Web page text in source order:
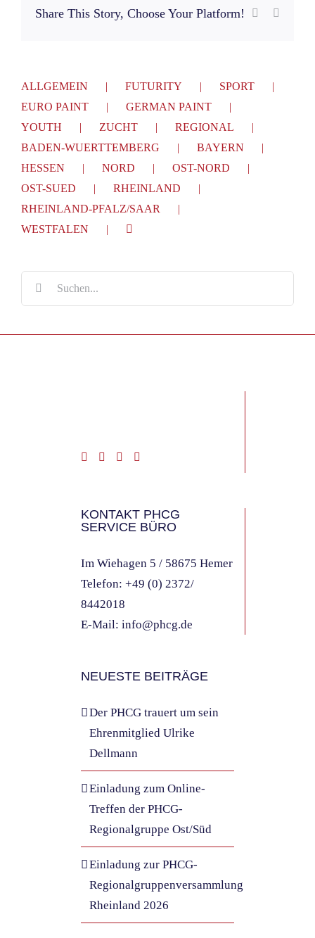
Share This Story, Choose Your Platform! Facebook
ALLGEMEIN FUTURITY
SPORT
EURO PAINT
GERMAN PAINT
YOUTH
ZUCHT
REGIONAL
BADEN-WUERTTEMBERG
BAYERN
HESSEN
NORD
OST-NORD
OST-SUED
RHEINLAND
RHEINLAND-PFALZ/SAAR
WESTFALEN
Suche
nach:
KONTAKT PHCG
SERVICE BÜRO
Im Wiehagen 5 / 58675 Hemer
Telefon:+49 (0) 2372/
8442018
E-Mail:info@phcg.de
NEUESTE BEITRÄGE
Der PHCG trauert um sein
Ehrenmitglied Ulrike
Dellmann
Einladung zum Online-
Treffen der PHCG-
Regionalgruppe Ost/Süd
Einladung zur PHCG-
Regionalgruppenversammlung
Rheinland 2026